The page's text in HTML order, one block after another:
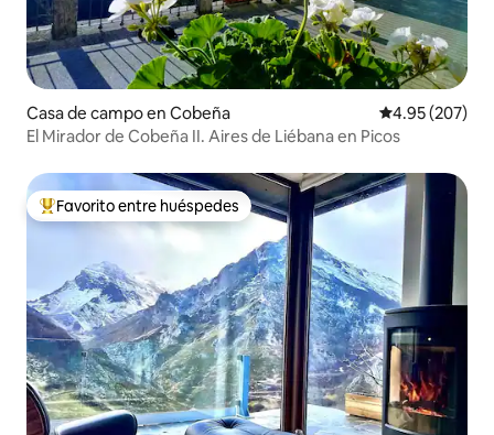
Casa de campo en Cobeña Calificación
4.95 (207)
El Mirador de Cobeña II. Aires de Liébana en Picos
Favorito entre huéspedes preferido
Favorito entre huéspedes